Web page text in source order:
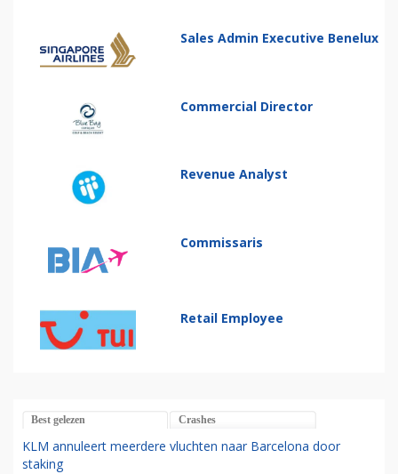
Sales Admin Executive Benelux
Commercial Director
Revenue Analyst
Commissaris
Retail Employee
Best gelezen Crashes
KLM annuleert meerdere vluchten naar Barcelona door
staking